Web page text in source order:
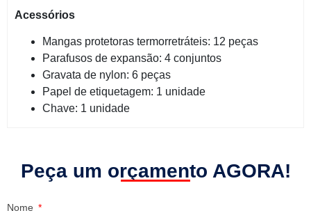
Acessórios
Mangas protetoras termorretráteis: 12 peças
Parafusos de expansão: 4 conjuntos
Gravata de nylon: 6 peças
Papel de etiquetagem: 1 unidade
Chave: 1 unidade
Peça um orçamento AGORA!
Nome